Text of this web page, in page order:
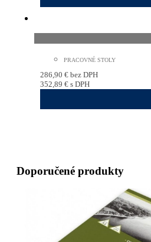
PRACOVNÉ STOLY
286,90 € bez DPH
352,89 € s DPH
Doporučené produkty